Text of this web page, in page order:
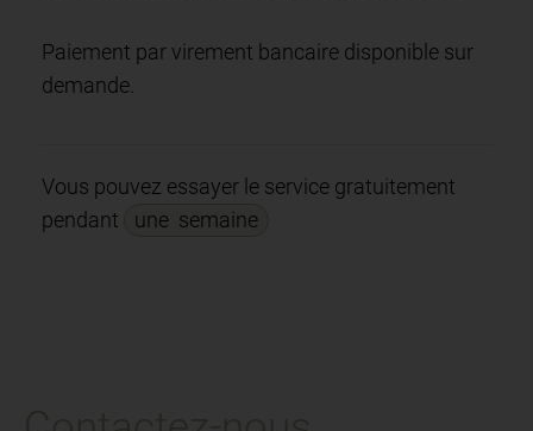
Paiement par virement bancaire disponible sur
demande.
Vous pouvez essayer le service gratuitement
pendant
une semaine